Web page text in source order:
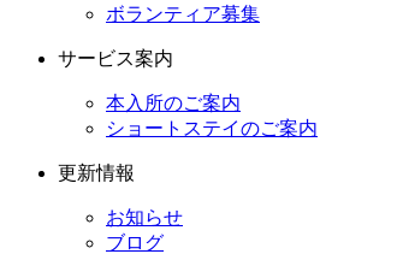
ボランティア募集
サービス案内
本入所のご案内
ショートステイのご案内
更新情報
お知らせ
ブログ